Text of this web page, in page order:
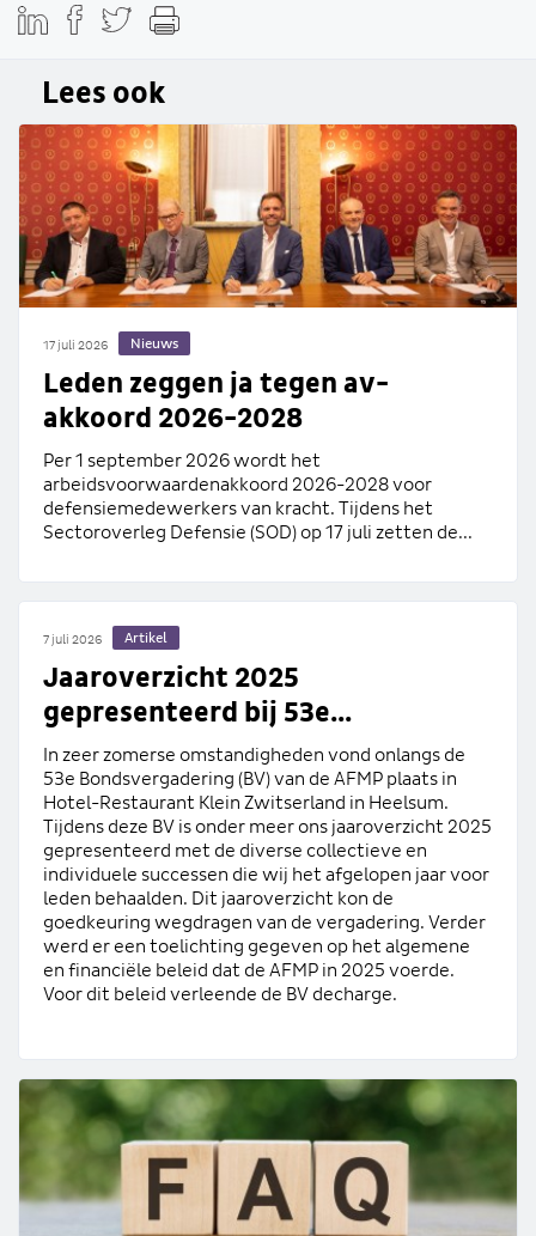
Lees ook
17 juli 2026 Nieuws
Leden zeggen ja tegen av-
akkoord 2026-2028
Per 1 september 2026 wordt het
arbeidsvoorwaardenakkoord 2026-2028 voor
defensiemedewerkers van kracht. Tijdens het
Sectoroverleg Defensie (SOD) op 17 juli zetten de...
7 juli 2026 Artikel
Jaaroverzicht 2025
gepresenteerd bij 53e...
In zeer zomerse omstandigheden vond onlangs de
53e Bondsvergadering (BV) van de AFMP plaats in
Hotel-Restaurant Klein Zwitserland in Heelsum.
Tijdens deze BV is onder meer ons jaaroverzicht 2025
gepresenteerd met de diverse collectieve en
individuele successen die wij het afgelopen jaar voor
leden behaalden. Dit jaaroverzicht kon de
goedkeuring wegdragen van de vergadering. Verder
werd er een toelichting gegeven op het algemene
en financiële beleid dat de AFMP in 2025 voerde.
Voor dit beleid verleende de BV decharge.